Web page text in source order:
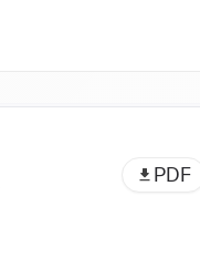
PDF